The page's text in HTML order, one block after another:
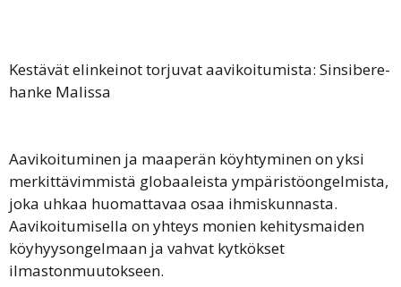
Kestävät elinkeinot torjuvat aavikoitumista: Sinsibere-
hanke Malissa
Aavikoituminen ja maaperän köyhtyminen on yksi
merkittävimmistä globaaleista ympäristöongelmista,
joka uhkaa huomattavaa osaa ihmiskunnasta.
Aavikoitumisella on yhteys monien kehitysmaiden
köyhyysongelmaan ja vahvat kytkökset
ilmastonmuutokseen.